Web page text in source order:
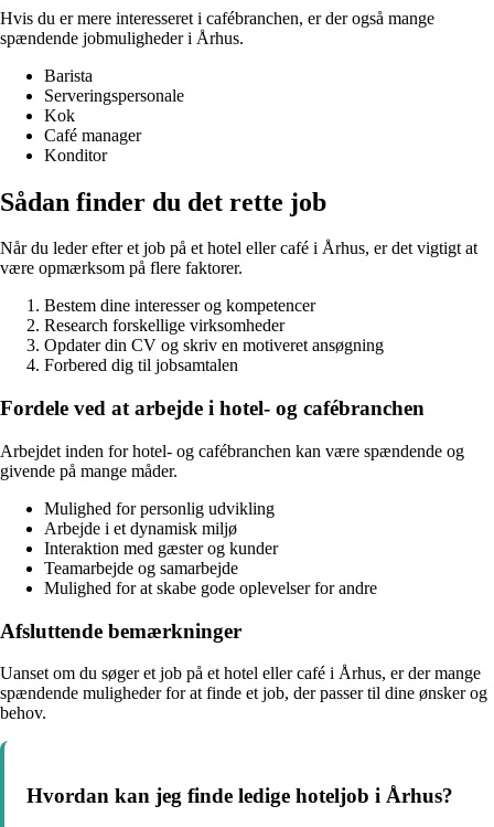
Hvis du er mere interesseret i cafébranchen, er der også mange
spændende jobmuligheder i Århus.
Barista
Serveringspersonale
Kok
Café manager
Konditor
Sådan finder du det rette job
Når du leder efter et job på et hotel eller café i Århus, er det vigtigt at
være opmærksom på flere faktorer.
Bestem dine interesser og kompetencer
Research forskellige virksomheder
Opdater din CV og skriv en motiveret ansøgning
Forbered dig til jobsamtalen
Fordele ved at arbejde i hotel- og cafébranchen
Arbejdet inden for hotel- og cafébranchen kan være spændende og
givende på mange måder.
Mulighed for personlig udvikling
Arbejde i et dynamisk miljø
Interaktion med gæster og kunder
Teamarbejde og samarbejde
Mulighed for at skabe gode oplevelser for andre
Afsluttende bemærkninger
Uanset om du søger et job på et hotel eller café i Århus, er der mange
spændende muligheder for at finde et job, der passer til dine ønsker og
behov.
Hvordan kan jeg finde ledige hoteljob i Århus?